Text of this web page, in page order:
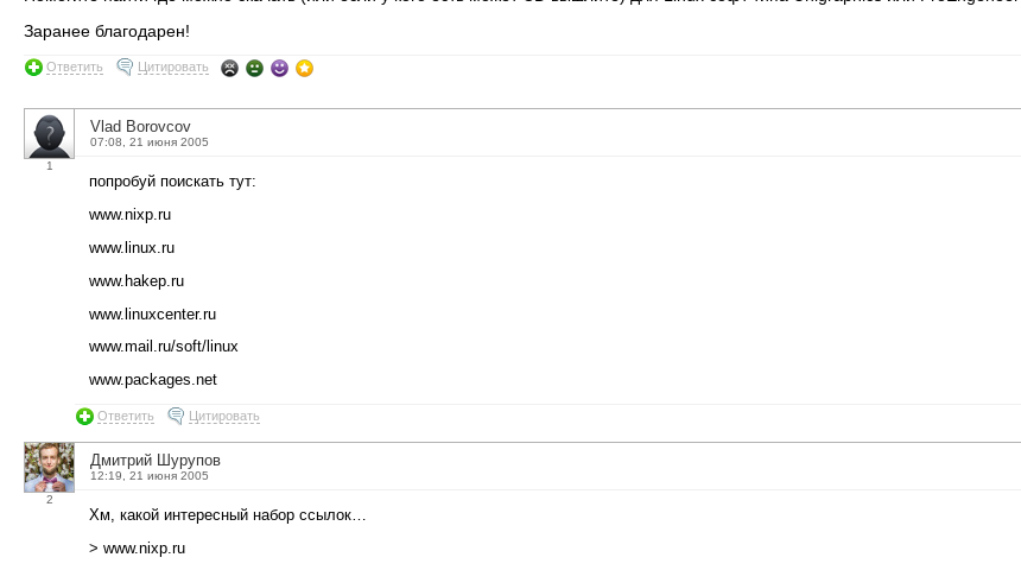
Заранее благодарен!
Ответить Цитировать
1
Vlad Borovcov
07:08, 21 июня 2005
попробуй поискать тут:
www.nixp.ru
www.linux.ru
www.hakep.ru
www.linuxcenter.ru
www.mail.ru/soft/linux
www.packages.net
Ответить Цитировать
2
Дмитрий Шурупов
12:19, 21 июня 2005
Хм, какой интересный набор ссылок…
> www.nixp.ru